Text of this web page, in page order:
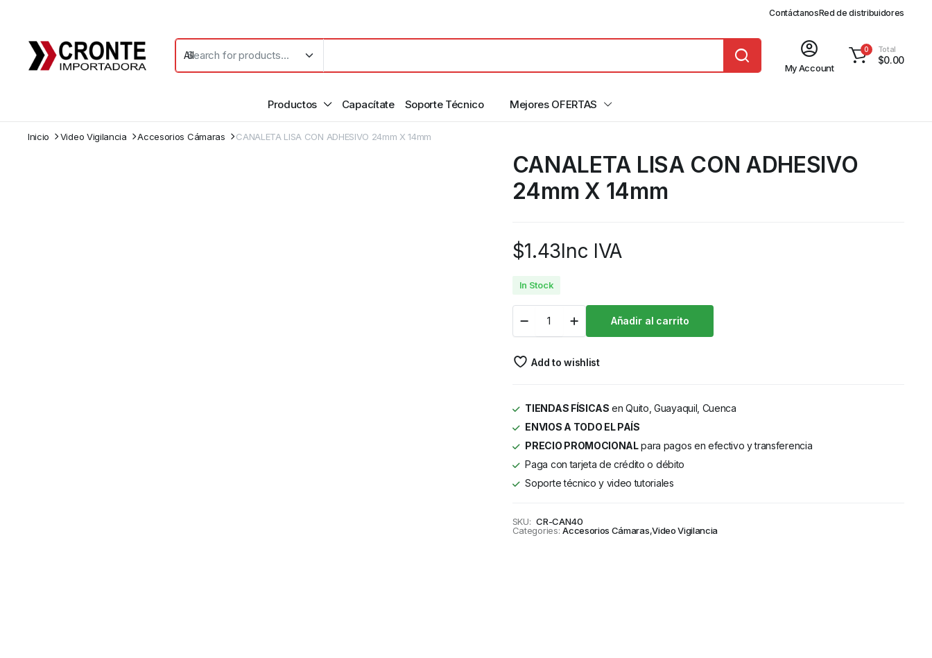
ContáctanosRed de distribuidores
My Account
0 Total
$0.00
Productos Capacítate Soporte Técnico Mejores OFERTAS
Inicio Video Vigilancia Accesorios Cámaras CANALETA LISA CON ADHESIVO 24mm X 14mm
CANALETA LISA CON ADHESIVO
24mm X 14mm
$1.43Inc IVA
In Stock
Añadir al carrito
Add to wishlist
TIENDAS FÍSICAS en Quito, Guayaquil, Cuenca
ENVIOS A TODO EL PAÍS
PRECIO PROMOCIONALpara pagos en efectivo y transferencia
Paga con tarjeta de crédito o débito
Soporte técnico y video tutoriales
SKU: CR-CAN40
Categories: Accesorios Cámaras,Video Vigilancia